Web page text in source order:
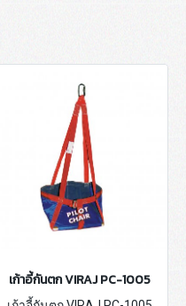
เก้าอี้กันตก VIRAJ PC-1005